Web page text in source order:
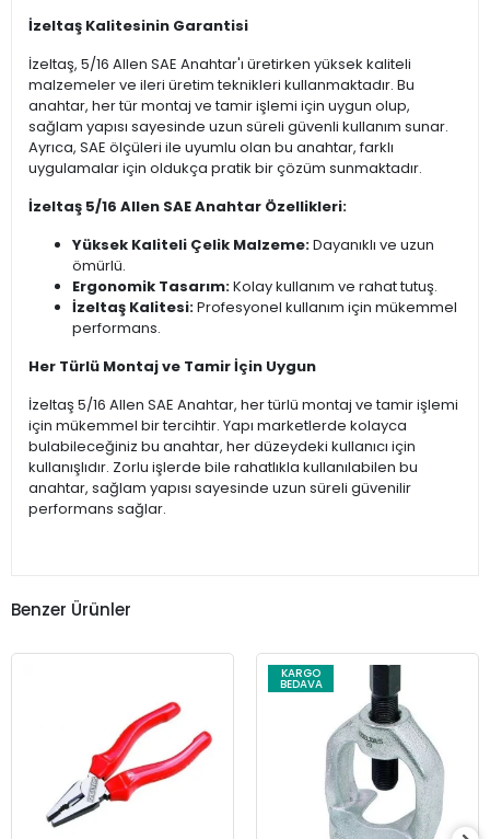
İzeltaş Kalitesinin Garantisi
İzeltaş, 5/16 Allen SAE Anahtar'ı üretirken yüksek kaliteli
malzemeler ve ileri üretim teknikleri kullanmaktadır. Bu
anahtar, her tür montaj ve tamir işlemi için uygun olup,
sağlam yapısı sayesinde uzun süreli güvenli kullanım sunar.
Ayrıca, SAE ölçüleri ile uyumlu olan bu anahtar, farklı
uygulamalar için oldukça pratik bir çözüm sunmaktadır.
İzeltaş 5/16 Allen SAE Anahtar Özellikleri:
Yüksek Kaliteli Çelik Malzeme:Dayanıklı ve uzun
ömürlü.
Ergonomik Tasarım:Kolay kullanım ve rahat tutuş.
İzeltaş Kalitesi:Profesyonel kullanım için mükemmel
performans.
Her Türlü Montaj ve Tamir İçin Uygun
İzeltaş 5/16 Allen SAE Anahtar, her türlü montaj ve tamir işlemi
için mükemmel bir tercihtir. Yapı marketlerde kolayca
bulabileceğiniz bu anahtar, her düzeydeki kullanıcı için
kullanışlıdır. Zorlu işlerde bile rahatlıkla kullanılabilen bu
anahtar, sağlam yapısı sayesinde uzun süreli güvenilir
performans sağlar.
Benzer Ürünler
KARGO
BEDAVA